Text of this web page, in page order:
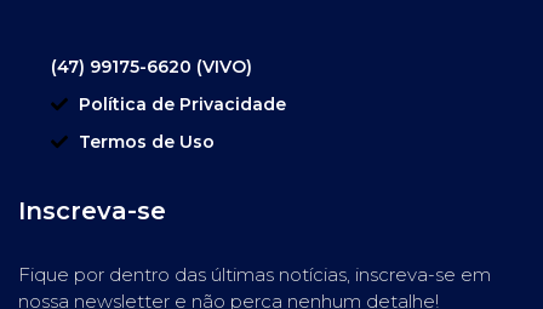
(47) 99175-6620 (VIVO)
Política de Privacidade
Termos de Uso
Inscreva-se
Fique por dentro das últimas notícias, inscreva-se em
nossa newsletter e não perca nenhum detalhe!